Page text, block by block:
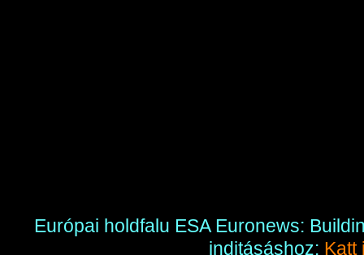
Európai holdfalu ESA Euronews:
inditásáshoz: Katt